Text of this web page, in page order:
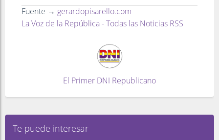
Fuente → gerardopisarello.com
La Voz de la República - Todas las Noticias RSS
El Primer DNI Republicano
Te puede interesar